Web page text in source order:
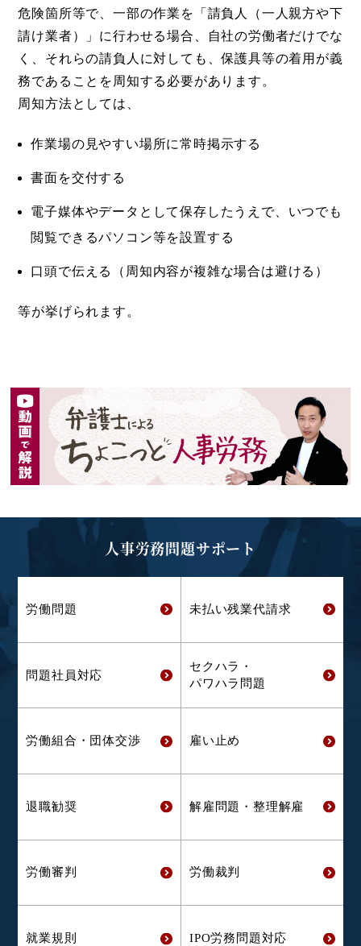
危険箇所等で、一部の作業を「請負人（一人親方や下
請け業者）」に行わせる場合、自社の労働者だけでな
く、それらの請負人に対しても、保護具等の着用が義
務であることを周知する必要があります。
周知方法としては、
作業場の見やすい場所に常時掲示する
書面を交付する
電子媒体やデータとして保存したうえで、いつでも
閲覧できるパソコン等を設置する
口頭で伝える（周知内容が複雑な場合は避ける）
等が挙げられます。
人事労務問題サポート
労働問題 未払い残業代請求
問題社員対応
セクハラ・
パワハラ問題
労働組合・ 団体交渉 雇い止め
退職勧奨 解雇問題・ 整理解雇
労働審判 労働裁判
就業規則 IPO労務問題対応